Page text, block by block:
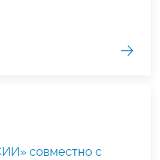
совместно с